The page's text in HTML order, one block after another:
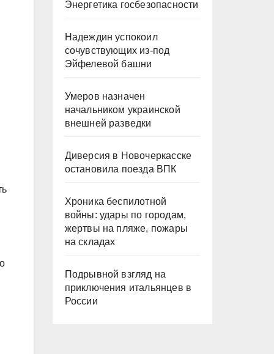
Энергетика госбезопасности
Надеждин успокоил
сочувствующих из-под
Эйфелевой башни
Умеров назначен
начальником украинской
внешней разведки
Диверсия в Новочеркасске
остановила поезда ВПК
Хроника беспилотной
войны: удары по городам,
жертвы на пляже, пожары
на складах
Подрывной взгляд на
приключения итальянцев в
России